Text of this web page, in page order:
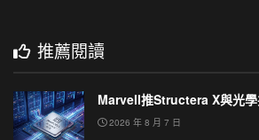
推薦閱讀
Marvell推Structera X與光
2026 年 8 月 7 日